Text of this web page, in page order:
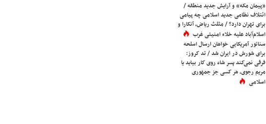
«پیمان مکه» و آرایش جدید منطقه /
ائتلاف نظامی جدید اسلامی چه پیامی
برای تهران دارد؟ / مثلث ریاض، آنکارا و
اسلام‌آباد علیه خلاء امنیتی غرب
سناتور آمریکایی خواهان ارسال اسلحه
برای شورش در ایران شد / تد کروز:
فرقی نمی‌کند پسر شاه روی کار بیاید یا
مریم رجوی، هر کسی جز جمهوری
اسلامی